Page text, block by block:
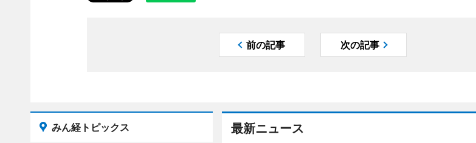
前の記事 次の記事
最新ニュース
みん経トピックス